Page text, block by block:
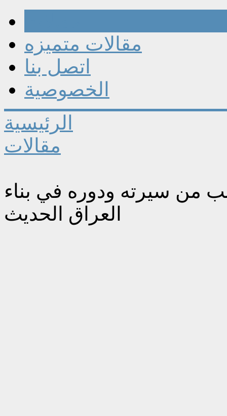
مقالات متميزه
اتصل بنا
الخصوصية
الرئيسية
مقالات
العسكري ١٨٩٢-١٩٤٧ جوانب من سيرته ودوره في بناء
العراق الحديث